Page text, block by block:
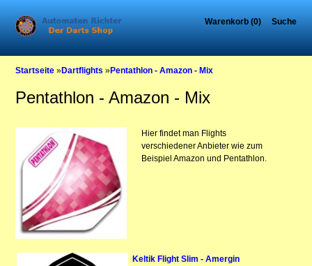
Warenkorb (0) Suche
Startseite »Dartflights »Pentathlon - Amazon - Mix
Pentathlon - Amazon - Mix
Hier findet man Flights
verschiedener Anbieter wie zum
Beispiel Amazon und Pentathlon.
Keltik Flight Slim - Amergin